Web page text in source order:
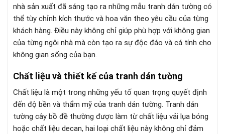
nhà sản xuất đã sáng tạo ra những mẫu tranh dán tường có
thể tùy chỉnh kích thước và hoa văn theo yêu cầu của từng
khách hàng. Điều này không chỉ giúp phù hợp với không gian
của từng ngôi nhà mà còn tạo ra sự độc đáo và cá tính cho
không gian sống của bạn.
Chất liệu và thiết kế của tranh dán tường
Chất liệu là một trong những yếu tố quan trọng quyết định
đến độ bền và thẩm mỹ của tranh dán tường. Tranh dán
tường cây bồ đề thường được làm từ chất liệu vải lụa bóng
hoặc chất liệu decan, hai loại chất liệu này không chỉ đảm